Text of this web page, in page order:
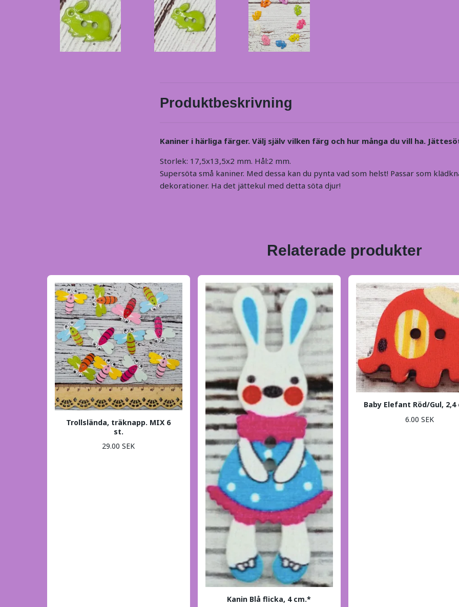
Produktbeskrivning
Kaniner i härliga färger. Välj själv vilken färg och hur många du vill ha.
Storlek: 17,5x13,5x2 mm. Hål:2 mm.
Supersöta små kaniner. Med dessa kan du pynta vad som helst! Passar som
dekorationer. Ha det jättekul med detta söta djur!
Relaterade produkter
Trollslända, träknapp. MIX 6
st.
29.00 SEK
Kanin Blå flicka, 4 cm.*
Baby Elefant Röd/Gul, 2,4
6.00 SEK